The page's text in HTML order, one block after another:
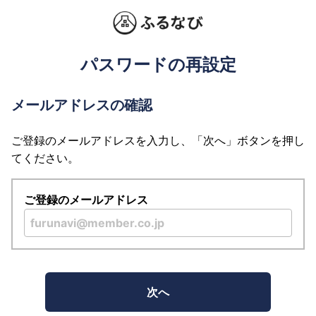
パスワードの再設定
メールアドレスの確認
ご登録のメールアドレスを入力し、「次へ」ボタンを押し
てください。
ご登録のメールアドレス